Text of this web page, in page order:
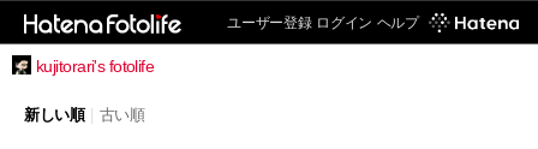
ユーザー登録 ログイン ヘルプ
kujitorari's fotolife
新しい順 古い順